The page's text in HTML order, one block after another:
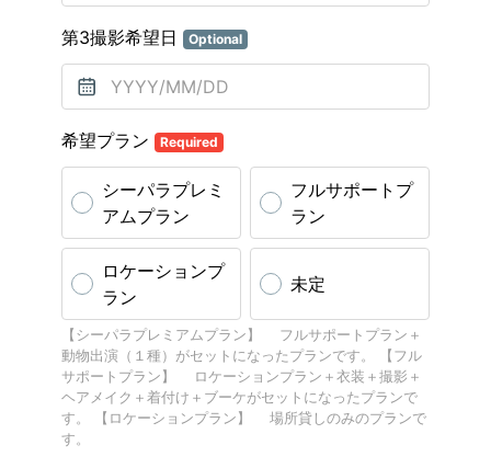
第3撮影希望日 Optional
希望プラン Required
シーパラプレミ
アムプラン
フルサポートプ
ラン
ロケーションプ
ラン
未定
【シーパラプレミアムプラン】 フルサポートプラン＋
動物出演（１種）がセットになったプランです。 【フル
サポートプラン】 ロケーションプラン＋衣装＋撮影＋
ヘアメイク＋着付け＋ブーケがセットになったプランで
す。 【ロケーションプラン】 場所貸しのみのプランで
す。